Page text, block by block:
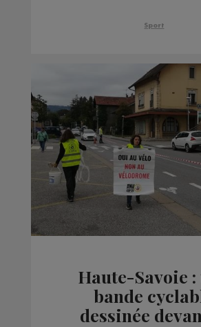
Sport
Haute-Savoie :
bande
dessinée